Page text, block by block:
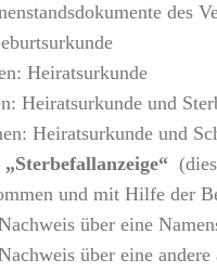
des
Heiratsurkunde
Heiratsurkunde und
Heiratsurkunde und
„Sterbefallanzeige“
und mit Hilfe der
über eine
über eine